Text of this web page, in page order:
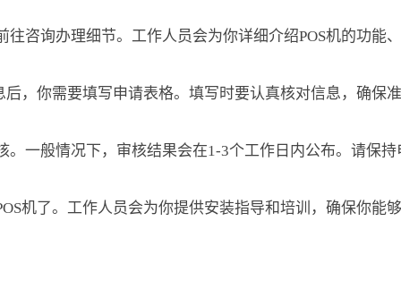
咨询办理细节。工作人员会为你详细介绍POS机的功能
，你需要填写申请表格。填写时要认真核对信息，确保
。一般情况下，审核结果会在1-3个工作日内公布。请保持
机了。工作人员会为你提供安装指导和培训，确保你能